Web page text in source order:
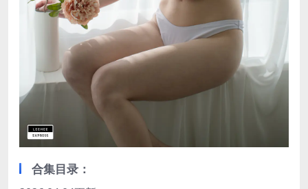
合集目录：